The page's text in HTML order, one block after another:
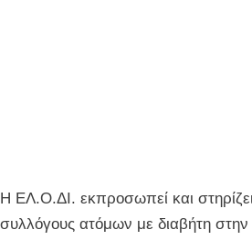
Η ΕΛ.Ο.ΔΙ. εκπροσωπεί και
συλλόγους ατόμων με διαβήτη